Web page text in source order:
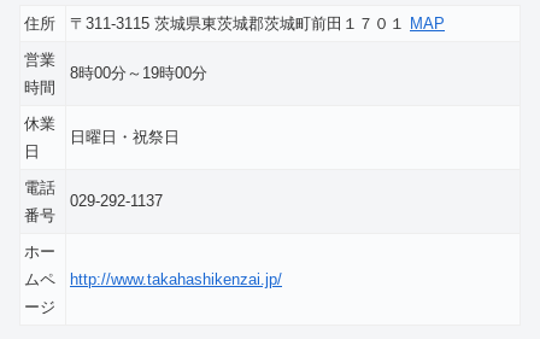
住所 〒311-3115 茨城県東茨城郡茨城町前田１７０１ MAP
営業
時間
8時00分～19時00分
休業
日
日曜日・祝祭日
電話
番号
029-292-1137
ホー
ムペ
ージ
http://www.takahashikenzai.jp/